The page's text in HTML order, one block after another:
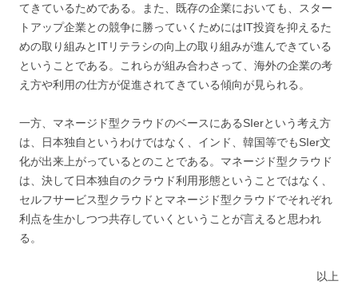
てきているためである。また、既存の企業においても、スター
トアップ企業との競争に勝っていくためにはIT投資を抑えるた
めの取り組みとITリテラシの向上の取り組みが進んできている
ということである。これらが組み合わさって、海外の企業の考
え方や利用の仕方が促進されてきている傾向が見られる。
一方、マネージド型クラウドのベースにあるSIerという考え方
は、日本独自というわけではなく、インド、韓国等でもSIer文
化が出来上がっているとのことである。マネージド型クラウド
は、決して日本独自のクラウド利用形態ということではなく、
セルフサービス型クラウドとマネージド型クラウドでそれぞれ
利点を生かしつつ共存していくということが言えると思われ
る。
以上